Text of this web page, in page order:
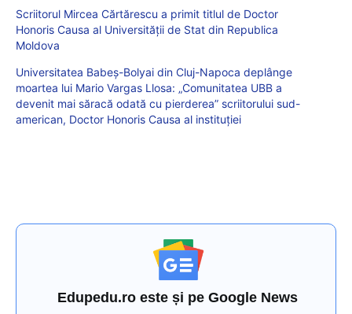
Scriitorul Mircea Cărtărescu a primit titlul de Doctor
Honoris Causa al Universității de Stat din Republica
Moldova
Universitatea Babeș-Bolyai din Cluj-Napoca deplânge
moartea lui Mario Vargas Llosa: „Comunitatea UBB a
devenit mai săracă odată cu pierderea” scriitorului sud-
american, Doctor Honoris Causa al instituției
Edupedu.ro este și pe Google News